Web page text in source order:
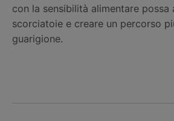
con la sensibilità alimentare
scorciatoie e creare un percorso
guarigione.